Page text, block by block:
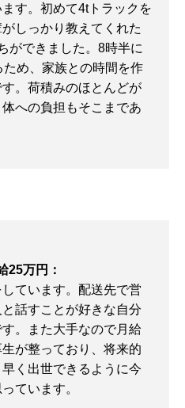
す。初めて4tトラックを
しっかり教えてくれた
ができました。8時半に
め、家族との時間を作
。荷積みのほとんどが
への負担もそこまであ
25万円：
ています。配送先で営
話すことが好きな自分
。また大手なので月給
が整っており、将来的
く出世できるように今
ています。